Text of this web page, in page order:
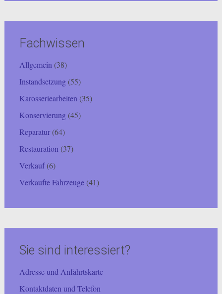
Fachwissen
Allgemein (38)
Instandsetzung(55)
Karosseriearbeiten (35)
Konservierung(45)
Reparatur(64)
Restauration (37)
Verkauf(6)
Verkaufte Fahrzeuge(41)
Sie sind interessiert?
Adresse und Anfahrtskarte
Kontaktdaten und Telefon